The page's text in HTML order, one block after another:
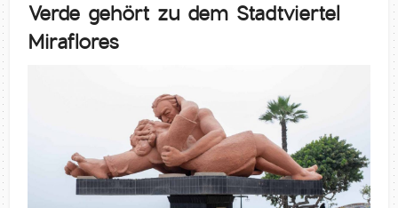
Verde gehört zu dem Stadtviertel
Miraflores